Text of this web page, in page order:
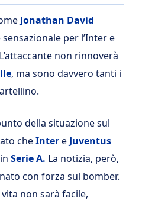
Jonathan David
per l’Inter e
non rinnoverà
, ma sono davvero tanti i
della situazione sul
cheIntere Juventus
Serie A. La notizia, però,
con forza sul bomber.
non sarà facile,